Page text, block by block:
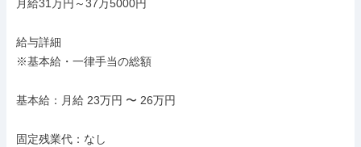
月給31万円～37万5000円
給与詳細
※基本給・一律手当の総額
基本給：月給 23万円 〜 26万円
固定残業代：なし